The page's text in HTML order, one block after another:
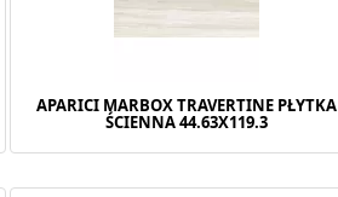
APARICI MARBOX TRAVERTINE PŁYTKA
ŚCIENNA 44.63X119.3